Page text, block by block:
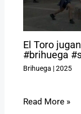
El Toro
#brihuega
Brihuega |2025
Read More »